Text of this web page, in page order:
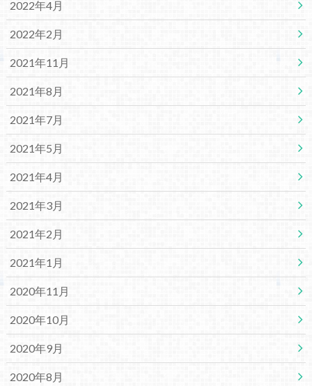
2022年4月
2022年2月
2021年11月
2021年8月
2021年7月
2021年5月
2021年4月
2021年3月
2021年2月
2021年1月
2020年11月
2020年10月
2020年9月
2020年8月